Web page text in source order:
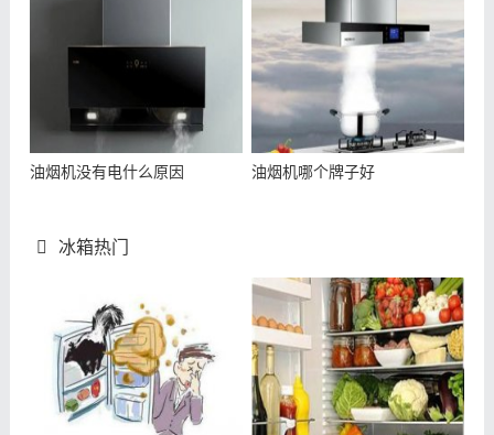
油烟机没有电什么原因 油烟机哪个牌子好
冰箱热门